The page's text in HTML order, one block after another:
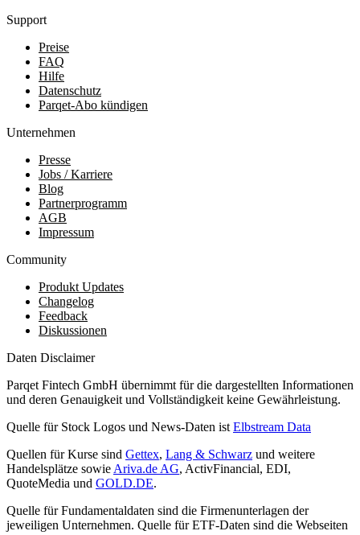
Support
Preise
FAQ
Hilfe
Datenschutz
Parqet-Abo kündigen
Unternehmen
Presse
Jobs / Karriere
Blog
Partnerprogramm
AGB
Impressum
Community
Produkt Updates
Changelog
Feedback
Diskussionen
Daten Disclaimer
Parqet Fintech GmbH übernimmt für die dargestellten Informationen
und deren Genauigkeit und Vollständigkeit keine Gewährleistung.
Quelle für Stock Logos und News-Daten ist Elbstream Data
Quellen für Kurse sind Gettex, Lang & Schwarz und weitere
Handelsplätze sowie Ariva.de AG, ActivFinancial, EDI,
QuoteMedia und GOLD.DE.
Quelle für Fundamentaldaten sind die Firmenunterlagen der
jeweiligen Unternehmen. Quelle für ETF-Daten sind die Webseiten